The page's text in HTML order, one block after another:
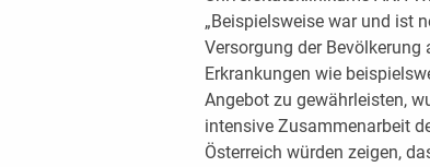
„Beispielsweise war und ist
Versorgung der
Erkrankungen wie
Angebot zu gewährleisten,
intensive Zusammenarbeit
Österreich würden zeigen,